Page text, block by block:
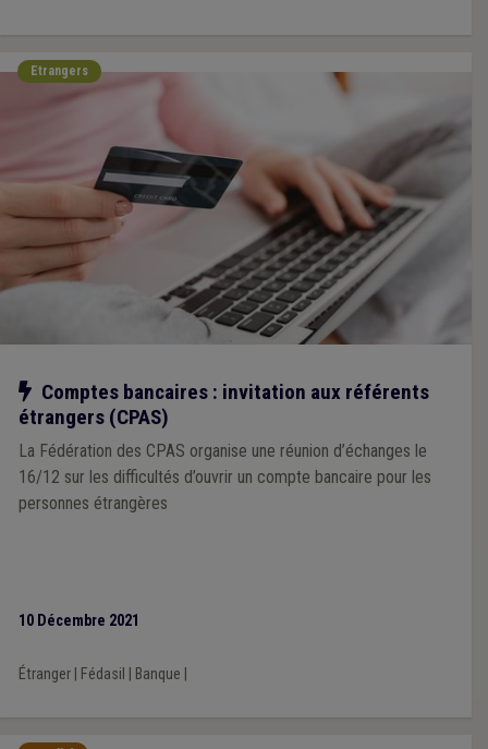
Etrangers
Notre action
Comptes bancaires : invitation aux référents
étrangers (CPAS)
La Fédération des CPAS organise une réunion d’échanges le
16/12 sur les difficultés d’ouvrir un compte bancaire pour les
personnes étrangères
10 Décembre 2021
Étranger| Fédasil Banque